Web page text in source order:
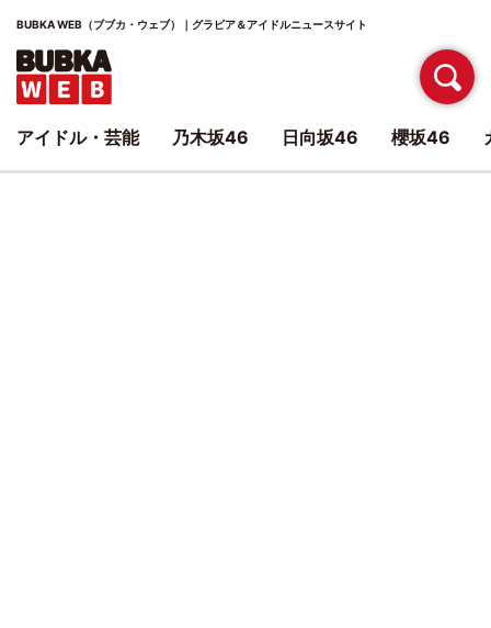
BUBKA WEB（ブブカ・ウェブ）｜グラビア＆アイドルニュースサイト
アイドル・芸能 乃木坂46 日向坂46 櫻坂46